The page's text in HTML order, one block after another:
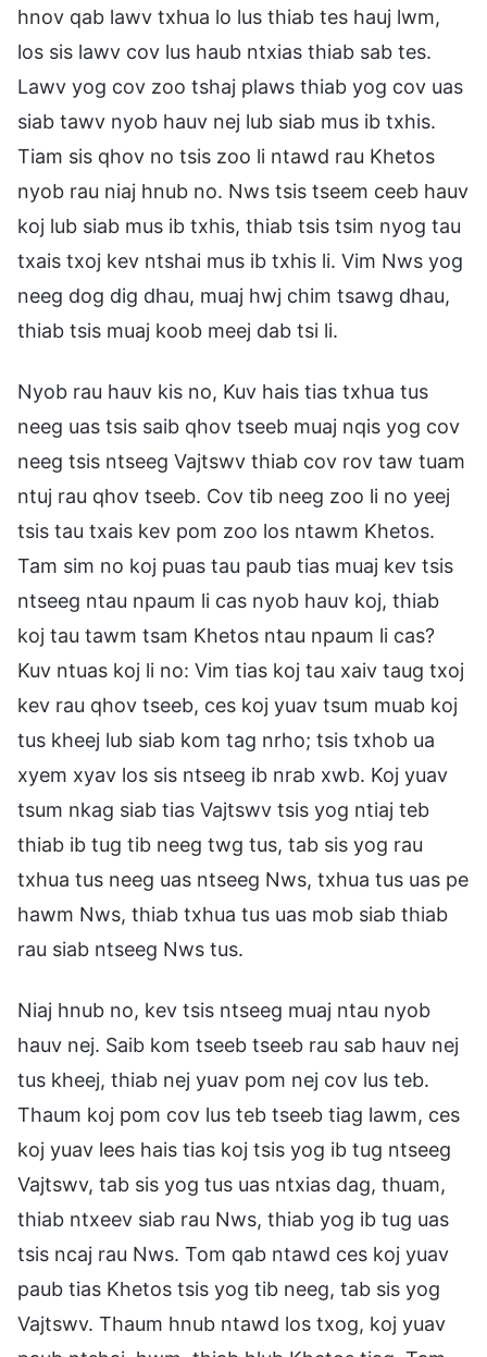
hnov qab lawv txhua lo lus thiab tes hauj lwm,
los sis lawv cov lus haub ntxias thiab sab tes.
Lawv yog cov zoo tshaj plaws thiab yog cov uas
siab tawv nyob hauv nej lub siab mus ib txhis.
Tiam sis qhov no tsis zoo li ntawd rau Khetos
nyob rau niaj hnub no. Nws tsis tseem ceeb hauv
koj lub siab mus ib txhis, thiab tsis tsim nyog tau
txais txoj kev ntshai mus ib txhis li. Vim Nws yog
neeg dog dig dhau, muaj hwj chim tsawg dhau,
thiab tsis muaj koob meej dab tsi li.
Nyob rau hauv kis no, Kuv hais tias txhua tus
neeg uas tsis saib qhov tseeb muaj nqis yog cov
neeg tsis ntseeg Vajtswv thiab cov rov taw tuam
ntuj rau qhov tseeb. Cov tib neeg zoo li no yeej
tsis tau txais kev pom zoo los ntawm Khetos.
Tam sim no koj puas tau paub tias muaj kev tsis
ntseeg ntau npaum li cas nyob hauv koj, thiab
koj tau tawm tsam Khetos ntau npaum li cas?
Kuv ntuas koj li no: Vim tias koj tau xaiv taug txoj
kev rau qhov tseeb, ces koj yuav tsum muab koj
tus kheej lub siab kom tag nrho; tsis txhob ua
xyem xyav los sis ntseeg ib nrab xwb. Koj yuav
tsum nkag siab tias Vajtswv tsis yog ntiaj teb
thiab ib tug tib neeg twg tus, tab sis yog rau
txhua tus neeg uas ntseeg Nws, txhua tus uas pe
hawm Nws, thiab txhua tus uas mob siab thiab
rau siab ntseeg Nws tus.
Niaj hnub no, kev tsis ntseeg muaj ntau nyob
hauv nej. Saib kom tseeb tseeb rau sab hauv nej
tus kheej, thiab nej yuav pom nej cov lus teb.
Thaum koj pom cov lus teb tseeb tiag lawm, ces
koj yuav lees hais tias koj tsis yog ib tug ntseeg
Vajtswv, tab sis yog tus uas ntxias dag, thuam,
thiab ntxeev siab rau Nws, thiab yog ib tug uas
tsis ncaj rau Nws. Tom qab ntawd ces koj yuav
paub tias Khetos tsis yog tib neeg, tab sis yog
Vajtswv. Thaum hnub ntawd los txog, koj yuav